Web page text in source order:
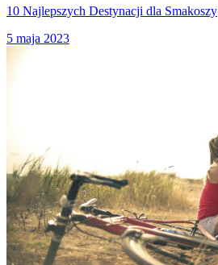
10 Najlepszych Destynacji dla Smakoszy
5 maja 2023